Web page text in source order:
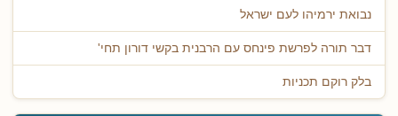
נבואת ירמיהו לעם ישראל
דבר תורה לפרשת פינחס עם הרבנית בקשי דורון תחי'
בלק רוקם תכניות